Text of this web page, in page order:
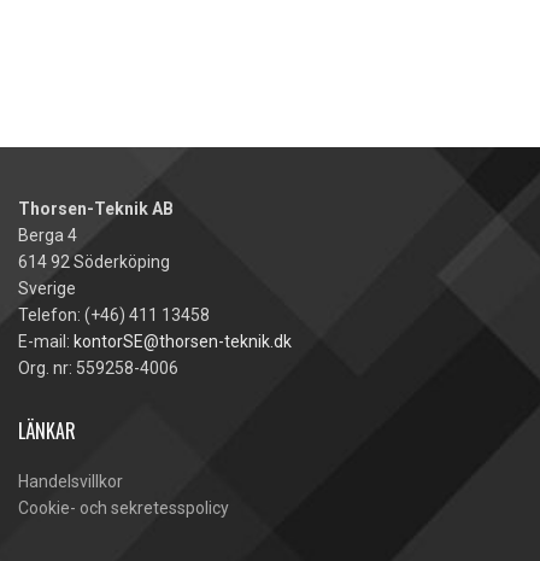
Thorsen-Teknik AB
Berga 4
614 92 Söderköping
Sverige
Telefon: (+46) 411 13458
E-mail: kontorSE@thorsen-teknik.dk
Org. nr: 559258-4006
LÄNKAR
Handelsvillkor
Cookie- och sekretesspolicy